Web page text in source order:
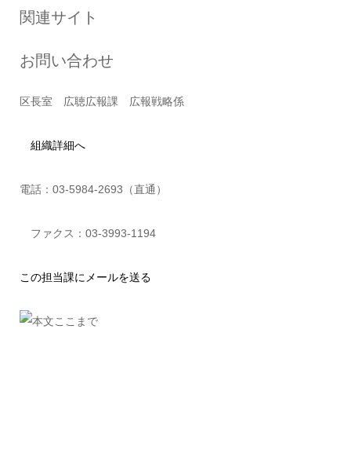
関連サイト
お問い合わせ
区長室 広聴広報課 広報戦略係
組織詳細へ
電話：03-5984-2693（直通）
ファクス：03-3993-1194
この担当課にメールを送る